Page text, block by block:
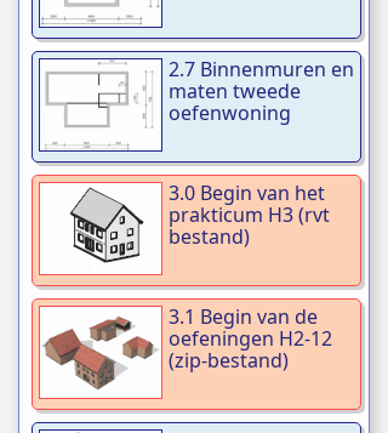
2.7 Binnenmuren en
maten tweede
oefenwoning
3.0 Begin van het
prakticum H3 (rvt
bestand)
3.1 Begin van de
oefeningen H2-12
(zip-bestand)